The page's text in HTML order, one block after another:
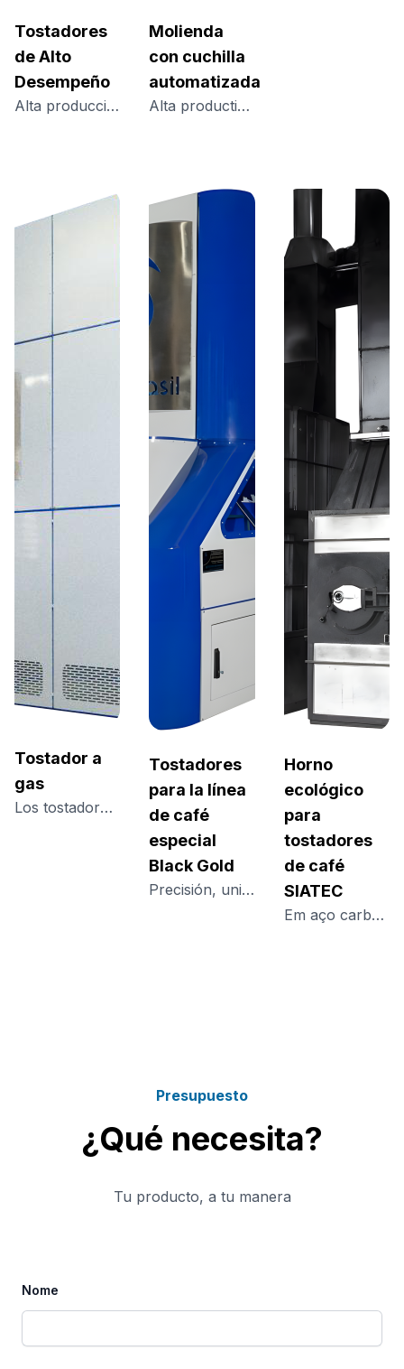
Tostadores
de Alto
Desempeño
Alta producción, tostado homogéneo y eficiencia real para la industria del café
Molienda
con cuchilla
automatizada
Alta productividad, bajo ruido y seguridad en el proceso de molienda
Tostador a
gas
Los tostadores, de 240 kg, 480 kg y 720 kg por ciclo, combinan alta producción, eficiencia y curvas de tueste exclusivas, elevando el estándar del tueste industrial.
Tostadores
para la línea
de café
especial
Black Gold
Precisión, uniformidad y extracción por encima del promedio para cafés especiales
Horno
ecológico
para
tostadores
de café
SIATEC
Em aço carbono ou inox, oferece alto desempenho com baixo impacto ambiental, queima limpa e controle térmico preciso, garantindo eficiência no processo.
Presupuesto
¿Qué necesita?
Tu producto, a tu manera
Nome